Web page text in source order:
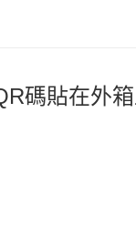
滿NT$2,000(含以上)
碼貼在外